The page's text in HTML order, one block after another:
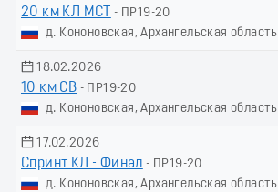
20 км КЛ МСТ
- ПР19-20
д. Кононовская, Архангельская область
18.02.2026
10 км СВ - ПР19-20
д. Кононовская, Архангельская область
17.02.2026
Спринт КЛ - Финал - ПР19-20
д. Кононовская, Архангельская область